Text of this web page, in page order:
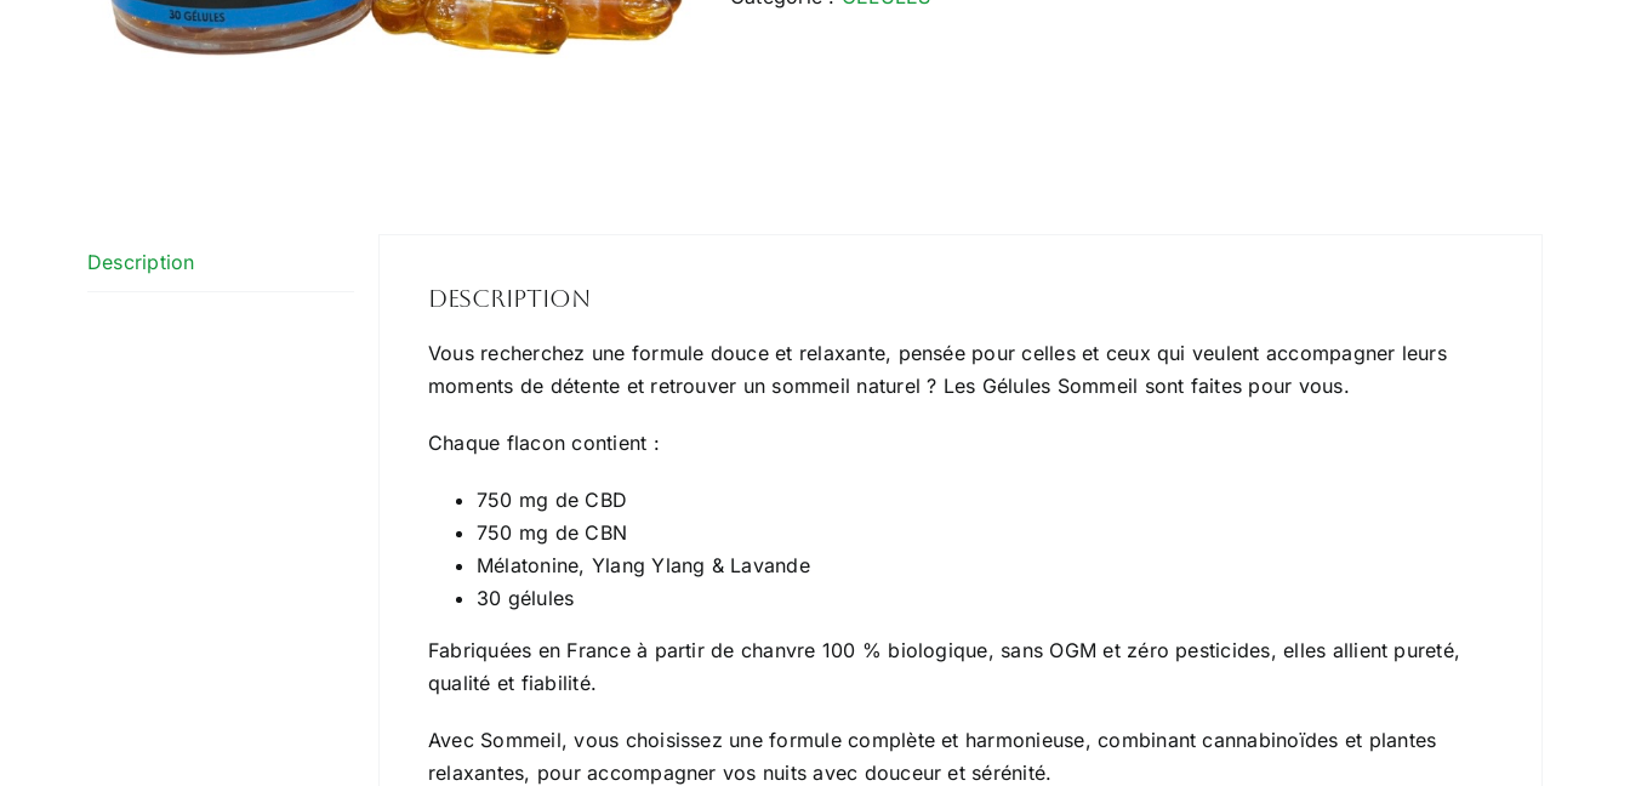
Description
Description
Vous recherchez une formule douce et relaxante, pensée pour celles et ceux qui veulent accompagner leurs
moments de détente et retrouver un sommeil naturel ? Les Gélules Sommeil sont faites pour vous.
Chaque flacon contient :
750 mg de CBD
750 mg de CBN
Mélatonine, Ylang Ylang & Lavande
30 gélules
Fabriquées en France à partir de chanvre 100 % biologique, sans OGM et zéro pesticides, elles allient pureté,
qualité et fiabilité.
Avec Sommeil, vous choisissez une formule complète et harmonieuse, combinant cannabinoïdes et plantes
relaxantes, pour accompagner vos nuits avec douceur et sérénité.